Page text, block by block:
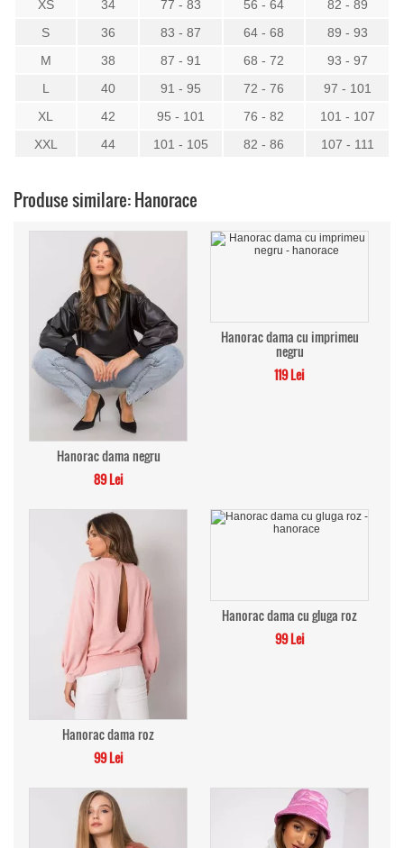
XS 34 77 - 83 56 - 64
82 - 89
S
36 83 - 87 64 - 68
89 - 93
M
38 87 - 91 68 - 72
93 - 97
L
40 91 - 95 72 - 76
97 - 101
XL
42 95 - 101 76 - 82
101 - 107
XXL
44 101 - 105 82 - 86 107 - 111
Produse similare: Hanorace
Hanorac dama negru
89 Lei
Hanorac dama cu imprimeu
negru
119 Lei
Hanorac dama roz
99 Lei
Hanorac dama cu gluga roz
99 Lei